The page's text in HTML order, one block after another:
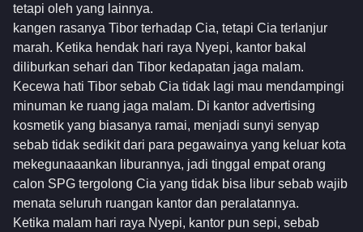
tetapi oleh yang lainnya.
kangen rasanya Tibor terhadap Cia, tetapi Cia terlanjur
marah. Ketika hendak hari raya Nyepi, kantor bakal
diliburkan sehari dan Tibor kedapatan jaga malam.
Kecewa hati Tibor sebab Cia tidak lagi mau mendampingi
minuman ke ruang jaga malam. Di kantor advertising
kosmetik yang biasanya ramai, menjadi sunyi senyap
sebab tidak sedikit dari para pegawainya yang keluar kota
mekegunaaankan liburannya, jadi tinggal empat orang
calon SPG tergolong Cia yang tidak bisa libur sebab wajib
menata seluruh ruangan kantor dan peralatannya.
Ketika malam hari raya Nyepi, kantor pun sepi, sebab